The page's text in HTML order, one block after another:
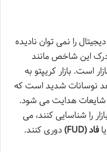
را نمی توان نادیده
درک این شاخص مانند
است. بازار کریپتو به
مستعد نوسانات شدید است که
شایعات هدایت می شود.
را شناسایی کنند، می
یافاد (FUD) دوری کنند.